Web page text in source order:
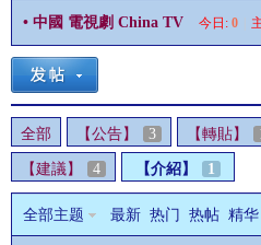
» ›
• 中國 電視劇 China TV 今日: 0
全部 【公告】 3 【轉貼】
【建議】 4 【介紹】 1
全部主题 最新 热门 热帖 精华